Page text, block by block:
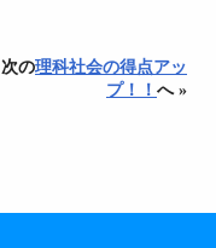
次の理科社会の得点アッ
プ！！ へ »